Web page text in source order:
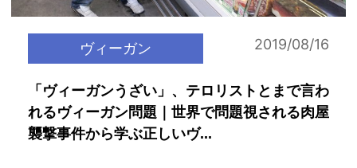
ヴィーガン 2019/08/16
「ヴィーガンうざい」、テロリストとまで言わ
れるヴィーガン問題｜世界で問題視される肉屋
襲撃事件から学ぶ正しいヴ...